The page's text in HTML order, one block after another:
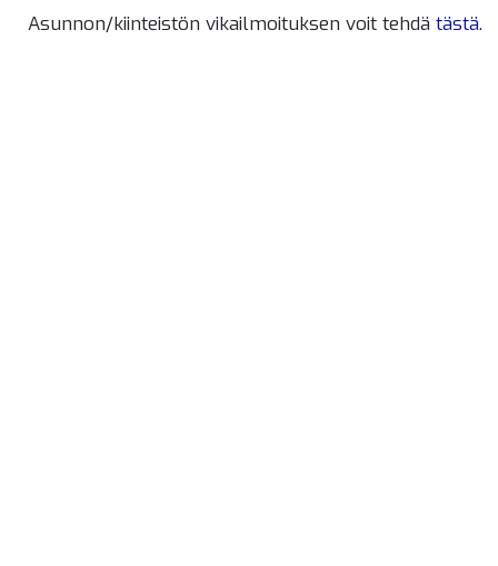
Asunnon/kiinteistön vikailmoituksen voit tehdä tästä.